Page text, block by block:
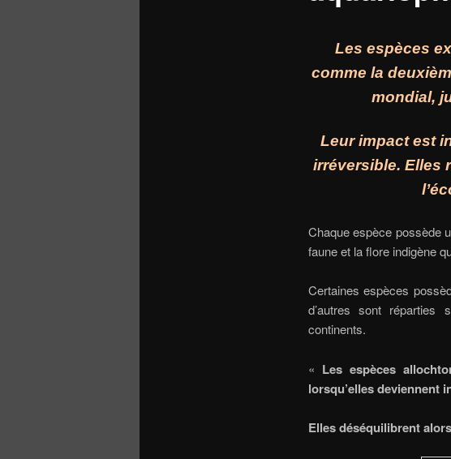
Les espèces
comme la
mondial,
Leur impact est
irréversible. Elles
Chaque espèce possède
faune et la flore indigène
Certaines espèces
d’autres sont
continents.
« Les espèces
lorsqu’elles deviennent
Elles déséquilibrent